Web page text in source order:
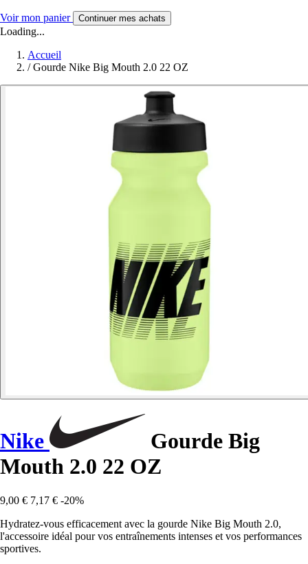
Voir mon panier Continuer mes achats
Loading...
Accueil
/ Gourde Nike Big Mouth 2.0 22 OZ
Nike
Gourde Big
Mouth 2.0 22 OZ
9,00 € 7,17 € -20%
Hydratez-vous efficacement avec la gourde Nike Big Mouth 2.0,
l'accessoire idéal pour vos entraînements intenses et vos performances
sportives.